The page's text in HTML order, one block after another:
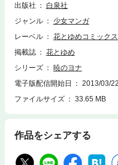
出版社
白泉社
ジャンル
少女マンガ
レーベル
花とゆめコミックス
掲載誌
花とゆめ
シリーズ
暁のヨナ
電子版配信開始日
2013/03/22
ファイルサイズ
33.65 MB
作品をシェアする